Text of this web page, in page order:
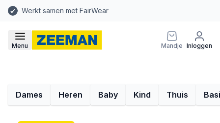
Werkt samen met FairWear
Menu Mandje Inloggen
Dames Heren Baby Kind Thuis